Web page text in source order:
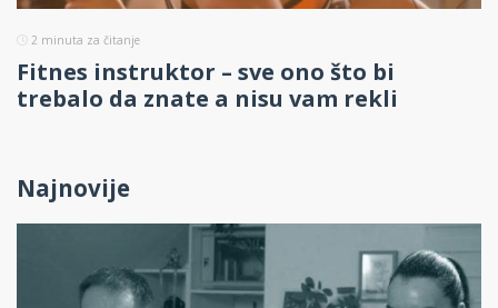
2 minuta za čitanje
Fitnes instruktor – sve ono što bi
trebalo da znate a nisu vam rekli
Najnovije